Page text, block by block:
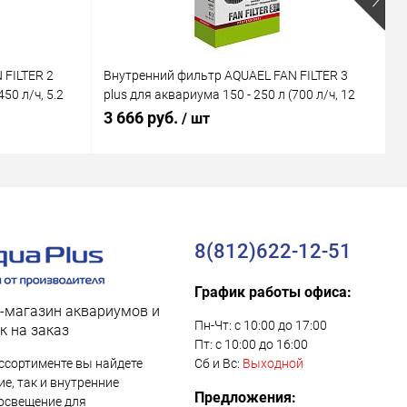
2
л/ч, 5.2
Внутренний фильтр AQUAEL FAN FILTER 3
plus для аквариума 150 - 250 л (700 л/ч, 12
Вт)
3 666 руб. / шт
магазин аквариумов и
на заказ
вы найдете
так и внутренние
для
8(812)622-12-51
График работы офиса:
Пн-Чт: с 10:00 до 17:00
Пт: с 10:00 до 16:00
Сб и Вс: Выходной
Предложения: